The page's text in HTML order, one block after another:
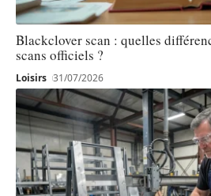
Blackclover scan : quelles
scans officiels ?
Loisirs 31/07/2026